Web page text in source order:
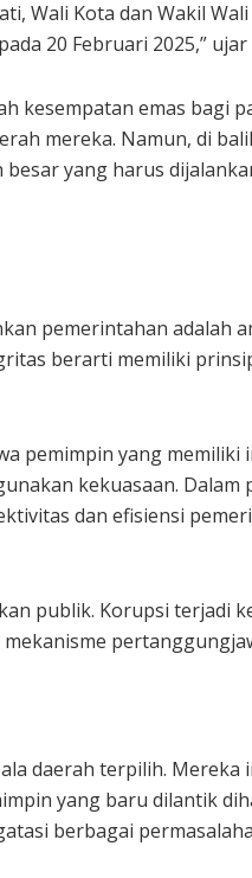
Wali Kota dan Wakil
20 Februari 2025,” ujar
kesempatan emas bagi
mereka. Namun, di
yang harus
pemerintahan adalah
berarti memiliki
pemimpin yang
kekuasaan.
dan efisiensi
publik. Korupsi terjadi
daerah terpilih.
yang baru dilantik
berbagai